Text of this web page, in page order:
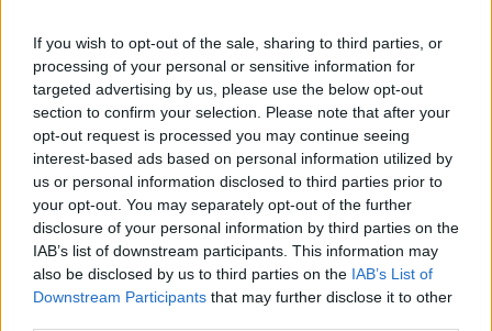
If you wish to opt-out of the sale, sharing to third parties, or
processing of your personal or sensitive information for
targeted advertising by us, please use the below opt-out
section to confirm your selection. Please note that after your
opt-out request is processed you may continue seeing
interest-based ads based on personal information utilized by
us or personal information disclosed to third parties prior to
your opt-out. You may separately opt-out of the further
disclosure of your personal information by third parties on the
IAB’s list of downstream participants. This information may
also be disclosed by us to third parties on the IAB’s List of
Downstream Participants that may further disclose it to other
άλμπουμ με ορχηστρικές συνθέσεις και τίτλο:
Life Is A Dream. Φυσικά και είναι Άντονι...
Μάκης Μηλάτος